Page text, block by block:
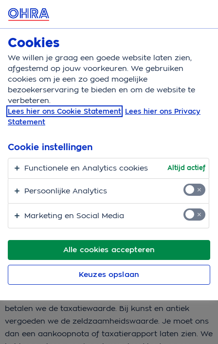
MENU
Kostbaarhedenverzekering
Kostbaarhedenverzekering Dekking
Wat is verzekerd met
de
Kettingen, oorbellen, horloges, fotocamera’s,
muziekinstrumenten… Met de
verzekerd tegen diefstal, verlies en beschadiging. Voor
Wat je van ons terugkrijgt
Bij schade, diefstal of verlies van kostbare spullen krijg
je vaak de nieuwwaarde vergoed. Dat is het bedrag
waarmee je een vergelijkbaar sieraad, instrument of
betalen we de taxatiewaarde. Bij kunst en antiek
vergoeden we de zeldzaamheidswaarde. Je moet ons
dan een aankoopnota of taxatierapport laten zien. We
Cookies
We willen je graag een goede website laten zien,
afgestemd op jouw voorkeuren. We gebruiken
cookies om je een zo goed mogelijke
bezoekerservaring te bieden en om de website te
verbeteren.
Lees hier ons Cookie Statement Lees hier ons Privacy
Statement
Alle cookies accepteren
Cookie instellingen
Functionele en Analytics cookies Altijd actief
Persoonlijke Analytics
Marketing en Social Media
Keuzes opslaan